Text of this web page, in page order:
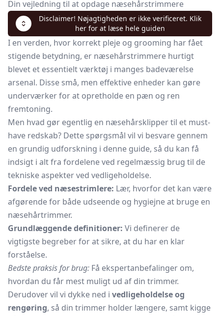
Din vejledning til at opdage næsehårstrimmere
Disclaimer! Nøjagtigheden er ikke verificeret. Klik
her for at læse hele guiden
I en verden, hvor korrekt pleje og grooming har fået
stigende betydning, er næsehårstrimmere hurtigt
blevet et essentielt værktøj i manges badeværelse
arsenal. Disse små, men effektive enheder kan gøre
underværker for at opretholde en pæn og ren
fremtoning.
Men hvad gør egentlig en næsehårsklipper til et must-
have redskab? Dette spørgsmål vil vi besvare gennem
en grundig udforskning i denne guide, så du kan få
indsigt i alt fra fordelene ved regelmæssig brug til de
tekniske aspekter ved vedligeholdelse.
Fordele ved næsestrimlere: Lær, hvorfor det kan være
afgørende for både udseende og hygiejne at bruge en
næsehårtrimmer.
Grundlæggende definitioner: Vi definerer de
vigtigste begreber for at sikre, at du har en klar
forståelse.
Bedste praksis for brug: Få ekspertanbefalinger om,
hvordan du får mest muligt ud af din trimmer.
Derudover vil vi dykke ned i vedligeholdelse og
rengøring, så din trimmer holder længere, samt kigge